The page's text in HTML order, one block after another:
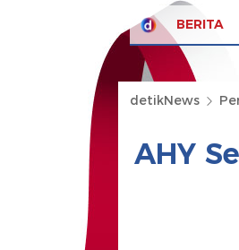
BERITA
detikNews
AHY